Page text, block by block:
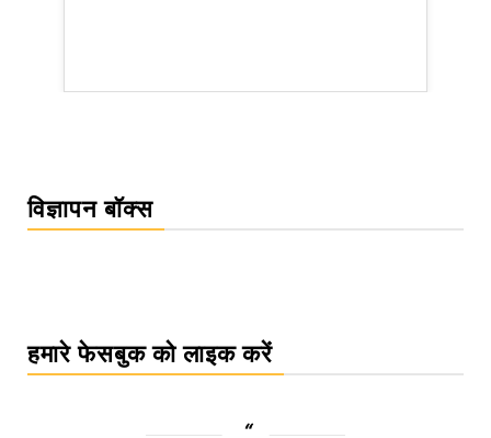
विज्ञापन बॉक्स
हमारे फेसबुक को लाइक करें